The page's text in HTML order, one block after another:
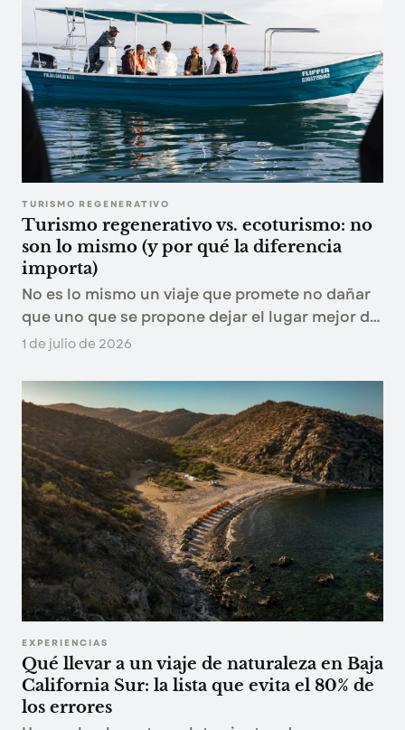
TURISMO REGENERATIVO
Turismo regenerativo vs. ecoturismo: no
son lo mismo (y por qué la diferencia
importa)
No es lo mismo un viaje que promete no dañar
que uno que se propone dejar el lugar mejor de
como lo encontró. Esa diferencia es la línea que
1 de julio de 2026
EXPERIENCIAS
Qué llevar a un viaje de naturaleza en Baja
California Sur: la lista que evita el 80% de
los errores